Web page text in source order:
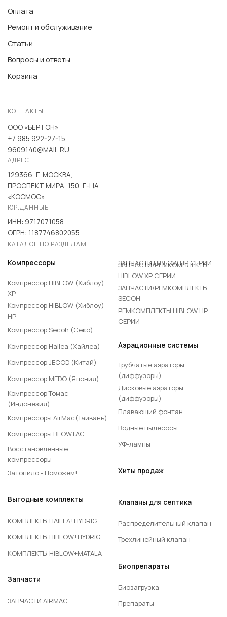
Оплата
Ремонт и обслуживание
Статьи
Вопросы и ответы
Корзина
КОНТАКТЫ
ООО «БЕРТОН»
+7 985 922-27-15
9609140@MAIL.RU
АДРЕС
129366, Г. МОСКВА,
ПРОСПЕКТ МИРА, 150, Г-ЦА
«КОСМОС»
ЮР.ДАННЫЕ
ИНН: 9717071058
ОГРН: 1187746802055
КАТАЛОГ ПО РАЗДЕЛАМ
Компрессоры
Компрессор HIBLOW (Хиблоу)
XP
Компрессор HIBLOW (Хиблоу)
HP
Компрессор Secoh (Секо)
Компрессор Hailea (Хайлеа)
Компрессор JECOD (Китай)
Компрессор MEDO (Япония)
Компрессор Томас
(Индонезия)
Компрессоры AirMac(Тайвань)
Компрессоры BLOWTAC
Восстановленные
компрессоры
Затопило - Поможем!
Выгодные комплекты
КОМПЛЕКТЫ HAILEA+HYDRIG
КОМПЛЕКТЫ HIBLOW+HYDRIG
КОМПЛЕКТЫ HIBLOW+MATALA
Запчасти
ЗАПЧАСТИ AIRMAC
ЗАПЧАСТИ HIBLOW HP СЕРИИ
ЗАПЧАСТИ/РЕМКОМПЛЕКТЫ
HIBLOW XP СЕРИИ
ЗАПЧАСТИ/РЕМКОМПЛЕКТЫ
SECOH
РЕМКОМПЛЕКТЫ HIBLOW HP
СЕРИИ
Аэрационные системы
Трубчатые аэраторы
(диффузоры)
Дисковые аэраторы
(диффузоры)
Плавающий фонтан
Водные пылесосы
УФ-лампы
Хиты продаж
Клапаны для септика
Распределительный клапан
Трехлинейный клапан
Биопрепараты
Биозагрузка
Препараты